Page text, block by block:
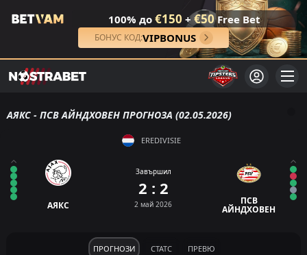
100% до €150 + €50Free Bet
БОНУС КОД:VIPBONUS
АЯКС - ПСВ АЙНДХОВЕН ПРОГНОЗА (02.05.2026)
EREDIVISIE
АЯКС
Завършил
2 : 2
2 май 2026 ПСВ
АЙНДХОВЕН
ПРОГНОЗИ СТАТС ПРЕВЮ